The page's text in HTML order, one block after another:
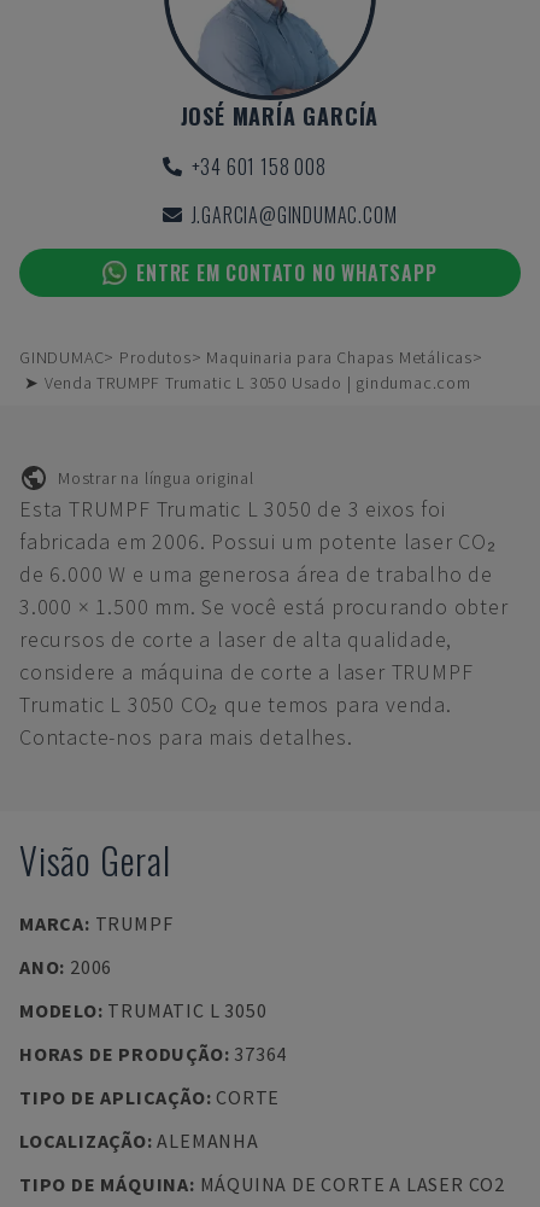
JOSÉ MARÍA GARCÍA
+34 601 158 008
J.GARCIA@GINDUMAC.COM
ENTRE EM CONTATO NO WHATSAPP
GINDUMAC Produtos
Maquinaria para Chapas Metálicas
➤ Venda TRUMPF Trumatic L 3050 Usado | gindumac.com
Mostrar na língua original
Esta TRUMPF Trumatic L 3050 de 3 eixos foi
fabricada em 2006. Possui um potente laser CO₂
de 6.000 W e uma generosa área de trabalho de
3.000 × 1.500 mm. Se você está procurando obter
recursos de corte a laser de alta qualidade,
considere a máquina de corte a laser TRUMPF
Trumatic L 3050 CO₂ que temos para venda.
Contacte-nos para mais detalhes.
Visão Geral
MARCA: TRUMPF
ANO: 2006
MODELO: TRUMATIC L 3050
HORAS DE PRODUÇÃO: 37364
TIPO DE APLICAÇÃO: CORTE
LOCALIZAÇÃO:ALEMANHA
TIPO DE MÁQUINA: MÁQUINA DE CORTE A LASER CO2